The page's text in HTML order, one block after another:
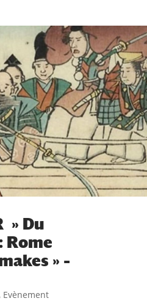
» Du
Rome
» –
Evènement